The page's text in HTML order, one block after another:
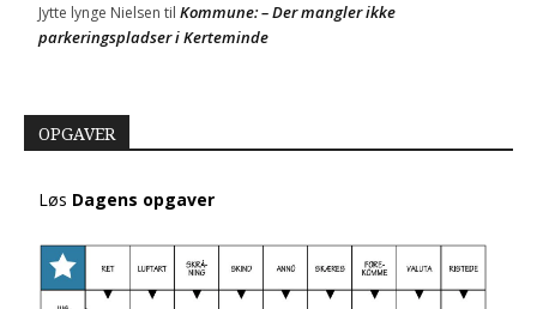
Jytte lynge Nielsen til Kommune: – Der mangler ikke
parkeringspladser i Kerteminde
OPGAVER
Løs Dagens opgaver